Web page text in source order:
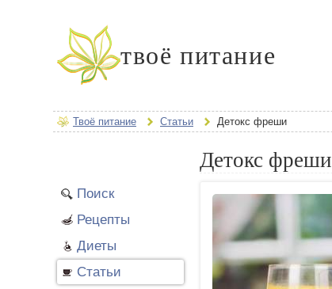
твоё питание
Твоё питание Статьи Детокс фреши
Поиск
Рецепты
Диеты
Статьи
Детокс фреши